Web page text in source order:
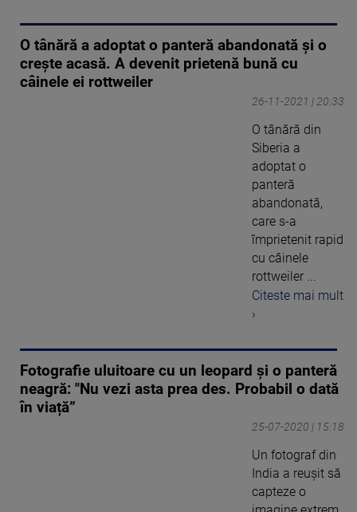
O tânără a adoptat o panteră abandonată și o
crește acasă. A devenit prietenă bună cu
câinele ei rottweiler
26-11-2021 | 20:33
O tânără din
Siberia a
adoptat o
panteră
abandonată,
care s-a
împrietenit rapid
cu câinele
rottweiler ...
Citeste mai mult
›
Fotografie uluitoare cu un leopard și o panteră
neagră: "Nu vezi asta prea des. Probabil o dată
în viață”
25-07-2020 | 15:18
Un fotograf din
India a reușit să
capteze o